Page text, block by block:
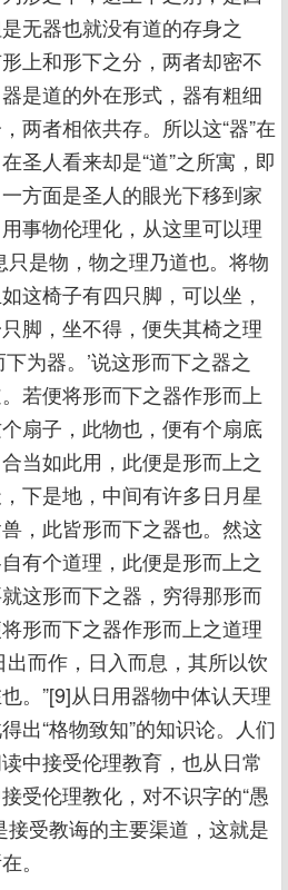
无器也就没有道的存身之
上和形下之分，两者却密不
是道的外在形式，器有粗细
两者相依共存。所以这“器”在
圣人看来却是“道”之所寓，即
方面是圣人的眼光下移到家
事物伦理化，从这里可以理
只是物，物之理乃道也。将物
这椅子有四只脚，可以坐，
脚，坐不得，便失其椅之理
为器。’说这形而下之器之
若便将形而下之器作形而上
扇子，此物也，便有个扇底
当如此用，此便是形而上之
下是地，中间有许多日月星
，此皆形而下之器也。然这
有个道理，此便是形而上之
这形而下之器，穷得那形而
形而下之器作形而上之道理
而作，日入而息，其所以饮
。”[9]从日用器物中体认天理
出“格物致知”的知识论。人们
中接受伦理教育，也从日常
受伦理教化，对不识字的“愚
接受教诲的主要渠道，这就是
。